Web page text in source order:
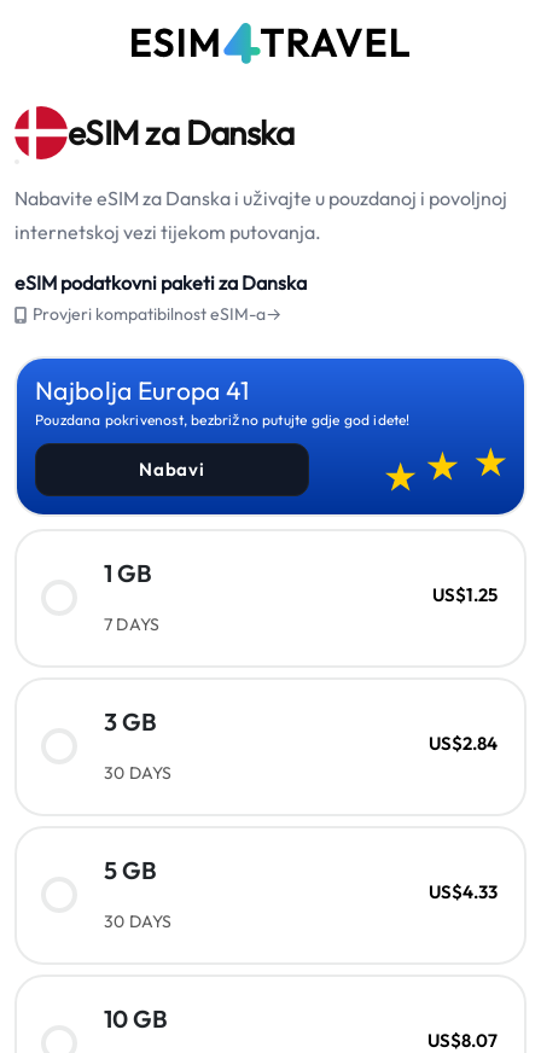
eSIM za Danska
Nabavite eSIM za Danska i uživajte u pouzdanoj i povoljnoj
internetskoj vezi tijekom putovanja.
eSIM podatkovni paketi za Danska
Provjeri kompatibilnost eSIM-a→
Najbolja Europa 41
Pouzdana pokrivenost, bezbrižno putujte gdje god idete!
Nabavi
1 GB
7 DAYS
US$1.25
3 GB
30 DAYS
US$2.84
5 GB
30 DAYS
US$4.33
10 GB
US$8.07